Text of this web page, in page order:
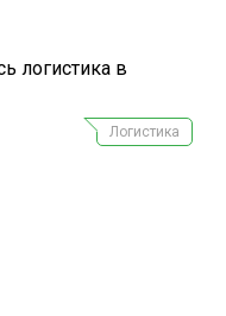
логистика в
Логистика